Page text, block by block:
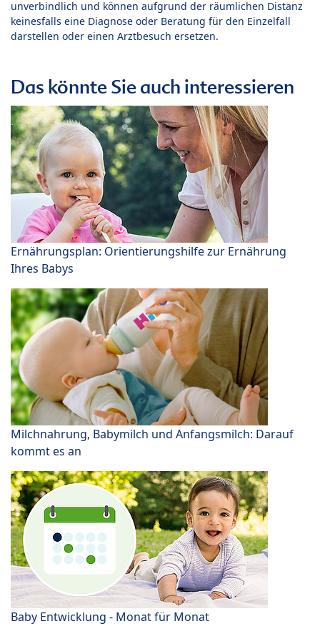
unverbindlich und können aufgrund der räumlichen Distanz
keinesfalls eine Diagnose oder Beratung für den Einzelfall
darstellen oder einen Arztbesuch ersetzen.
Das könnte Sie auch interessieren
Ernährungsplan: Orientierungshilfe zur Ernährung
Ihres Babys
Milchnahrung, Babymilch und Anfangsmilch: Darauf
kommt es an
Baby Entwicklung - Monat für Monat